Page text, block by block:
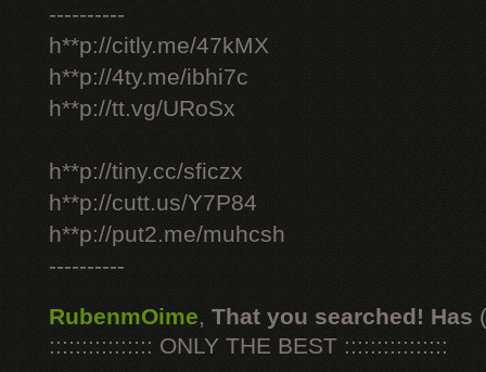
----------
h**p://citly.me/47kMX
h**p://4ty.me/ibhi7c
h**p://tt.vg/URoSx
h**p://tiny.cc/sficzx
h**p://cutt.us/Y7P84
h**p://put2.me/muhcsh
----------
RubenmOime, That you searched! Has
:::::::::::::::: ONLY THE BEST ::::::::::::::::